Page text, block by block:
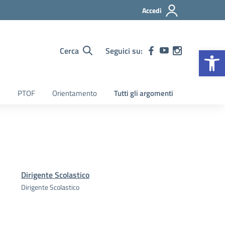
Accedi
Cerca Seguici su:
PTOF Orientamento Tutti gli argomenti
Dirigente Scolastico
Dirigente Scolastico